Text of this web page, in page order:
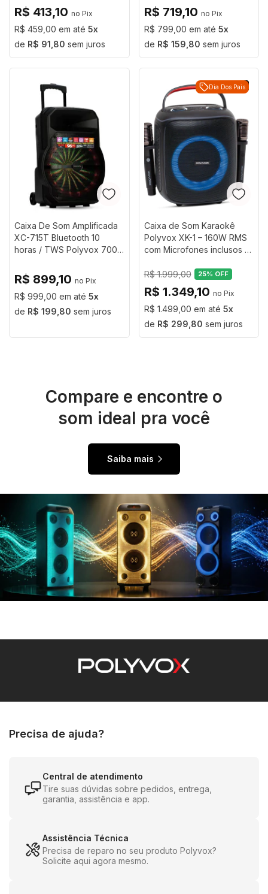
R$ 413,10
R$ 459,00
5
R$ 91,80 sem juros
R$ 719,10
R$ 799,00
5
R$ 159,80 sem juros
Caixa De Som Amplificada
XC-715T Bluetooth 10
horas / TWS Polyvox 700w
R$ 899,10
R$ 999,00
5
R$ 199,80 sem juros
Lançamento
Dia Dos Pais
Caixa de Som Karaokê
Polyvox XK-1 – 160W RMS
com Microfones inclusos e
25% OFF
R$ 1.999,00
R$ 1.349,10
R$ 1.499,00
5
R$ 299,80 sem juros
Compare e encontre o
som ideal pra você
Saiba mais
Precisa de ajuda?
Central de atendimento
Tire suas dúvidas sobre pedidos, entrega,
garantia, assistência e app.
Assistência Técnica
Precisa de reparo no seu produto Polyvox?
Solicite aqui agora mesmo.